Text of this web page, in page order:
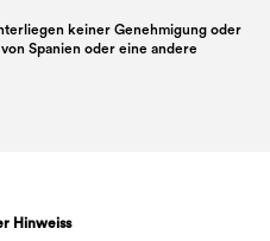
keiner Genehmigung oder
Spanien oder eine andere
Hinweiss